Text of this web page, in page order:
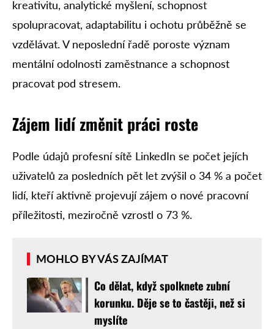
kreativitu, analytické myšlení, schopnost
spolupracovat, adaptabilitu i ochotu průběžně se
vzdělávat. V neposlední řadě poroste význam
mentální odolnosti zaměstnance a schopnost
pracovat pod stresem.
Zájem lidí změnit práci roste
Podle údajů profesní sítě LinkedIn se počet jejích
uživatelů za posledních pět let zvýšil o 34 % a počet
lidí, kteří aktivně projevují zájem o nové pracovní
příležitosti, meziročně vzrostl o 73 %.
MOHLO BY VÁS ZAJÍMAT
Co dělat, když spolknete zubní
korunku. Děje se to častěji, než si
myslíte